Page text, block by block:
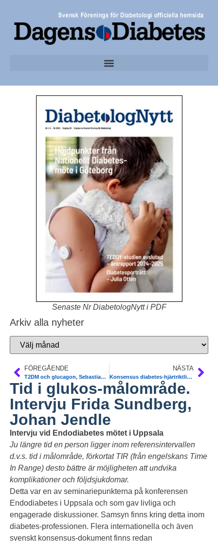
Senaste Nr DiabetologNytt i PDF
Arkiv alla nyheter
FÖREGÅENDE
T2DM och glucagon, Sebastian Berg. Nature Communic
NÄSTA
Konsensus diabetes-hjärtriktlinjer T2DM. SFD, Kardiologföreningen
Tid i glukos-målområde.
Intervju Frida Sundberg,
Johan Jendle
Intervju vid Endodiabetes mötet i Uppsala
Ju längre tid en person ligger inom referensintervallen
d.v.s. tid i målområde, förkortat TIR (från engelskans Time
In Range) desto bättre är möjligheten att undvika
komplikationer och följdsjukdomar.
Detta var en av seminariepunkterna på konferensen
Endodiabetes i Uppsala och som gav livliga och
engagerade diskussioner. Samsyn finns kring detta inom
diabetes-professionen. Flera internationella och även
svenskt konsensus-dokument finns redan